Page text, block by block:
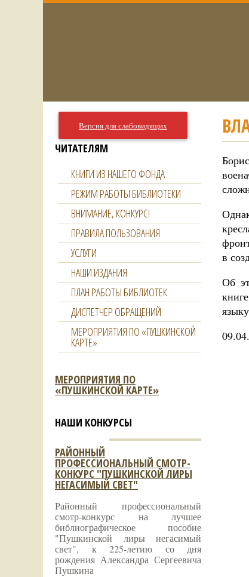
в
Об
Версия для слабовидящих
ЧИТАТЕЛЯМ
КНИГИ ИЗ НАШЕГО ФОНДА
РЕЖИМ РАБОТЫ БИБЛИОТЕКИ
ВНИМАНИЕ, КОНКУРС!
ПРАВИЛА ПОЛЬЗОВАНИЯ
УСЛУГИ
НАШИ ИЗДАНИЯ
ПЛАН РАБОТЫ БИБЛИОТЕК
ДИСПЕТЧЕР ОБРАЩЕНИЙ
МЕРОПРИЯТИЯ ПО «ПУШКИНСКОЙ
КАРТЕ»
МЕРОПРИЯТИЯ ПО
«ПУШКИНСКОЙ КАРТЕ»
НАШИ КОНКУРСЫ
РАЙОННЫЙ
ПРОФЕССИОНАЛЬНЫЙ СМОТР-
КОНКУРС "ПУШКИНСКОЙ ЛИРЫ
НЕГАСИМЫЙ СВЕТ"
Районный профессиональный
смотр-конкурс на лучшее
библиографическое пособие
"Пушкинской лиры негасимый
свет", к 225-летию со дня
рождения Александра Сергеевича
Пушкина